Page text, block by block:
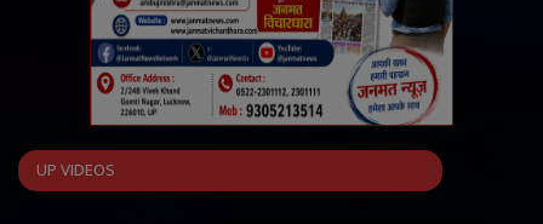
UP VIDEOS